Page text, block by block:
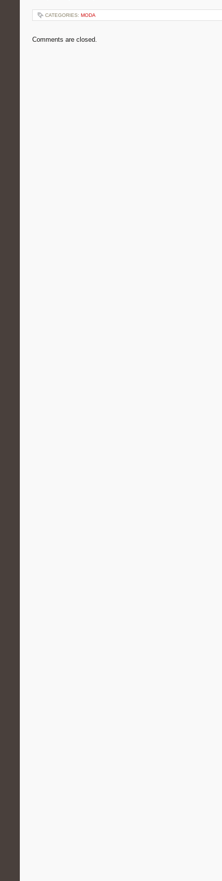
CATEGORIES: MODA
Comments are closed.